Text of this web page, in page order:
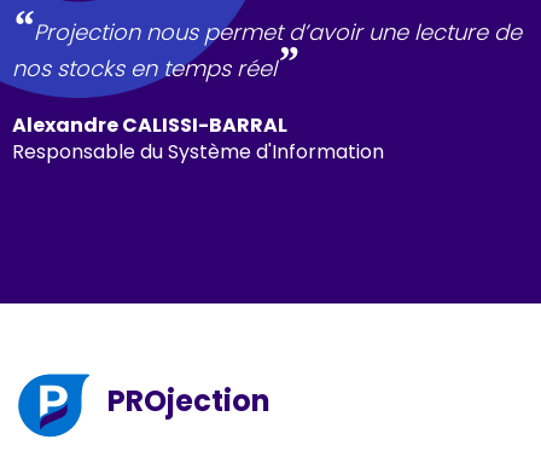
“Projection nous permet d’avoir une lecture de
nos stocks en temps réel”
Alexandre CALISSI-BARRAL
Responsable du Système d'Information
PROjection